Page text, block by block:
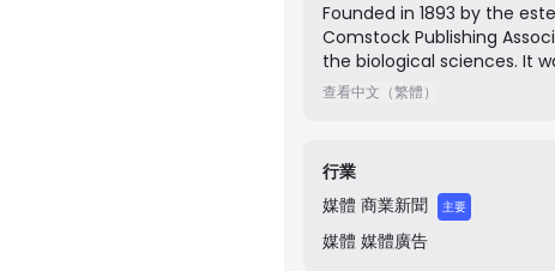
Founded in 1893 by the
Comstock Publishing
the biological sciences. It
mission as a premier
查看中文（繁體）
行業
媒體 商業新聞 主要
媒體 媒體廣告